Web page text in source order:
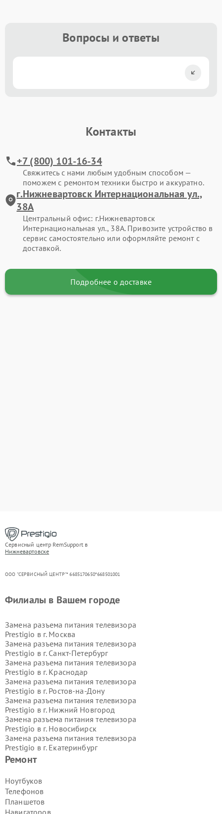
Вопросы и ответы
Контакты
+7 (800) 101-16-34
Свяжитесь с нами любым удобным способом —
поможем с ремонтом техники быстро и аккуратно.
г.Нижневартовск Интернациональная ул.,
38А
Центральный офис: г.Нижневартовск
Интернациональная ул., 38А. Привозите устройство в
сервис самостоятельно или оформляйте ремонт с
доставкой.
Подробнее о доставке
Сервисный центр RemSupport в
Нижневартовске
ООО "СЕРВИСНЫЙ ЦЕНТР"* 6685170650*668501001
Ремонт
Ноутбуков
Телефонов
Планшетов
Навигаторов
Филиалы в Вашем городе
Замена разъема питания телевизора
Prestigio в г. Москва
Замена разъема питания телевизора
Prestigio в г. Санкт-Петербург
Замена разъема питания телевизора
Prestigio в г. Краснодар
Замена разъема питания телевизора
Prestigio в г. Ростов-на-Дону
Замена разъема питания телевизора
Prestigio в г. Нижний Новгород
Замена разъема питания телевизора
Prestigio в г. Новосибирск
Замена разъема питания телевизора
Prestigio в г. Екатеринбург
Замена разъема питания телевизора
Замена разъема питания телевизора
Prestigio в г.
Замена разъема питания телевизора
Prestigio в г.